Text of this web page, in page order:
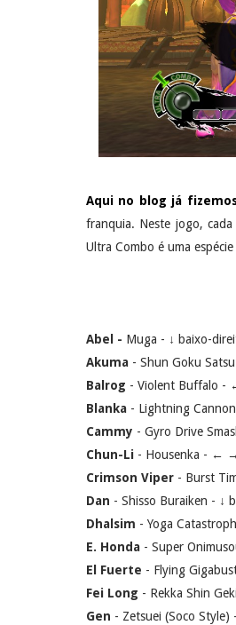
Aqui no blog já
franquia. Neste jogo,
Ultra Combo é uma
Abel - Muga - ↓ baixo-
Akuma - Shun Goku
Balrog - Violent Buffalo -
Blanka - Lightning
Cammy - Gyro Drive
Chun-Li - Housenka - ←
Crimson Viper - Burst
Dan - Shisso Buraiken - ↓
Dhalsim - Yoga
E. Honda - Super
El Fuerte - Flying
Fei Long - Rekka Shin
Gen - Zetsuei (Soco